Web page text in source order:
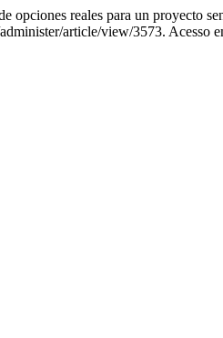
reales para un proyecto
article/view/3573. Acesso